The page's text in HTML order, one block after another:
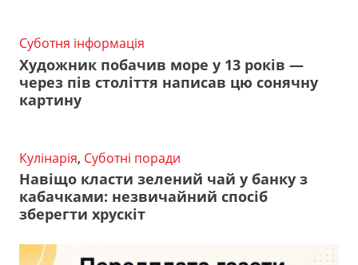
Суботня інформація
Художник побачив море у 13 років —
через пів століття написав цю сонячну
картину
Кулінарія, Суботні поради
Навіщо класти зелений чай у банку з
кабачками: незвичайний спосіб
зберегти хрускіт